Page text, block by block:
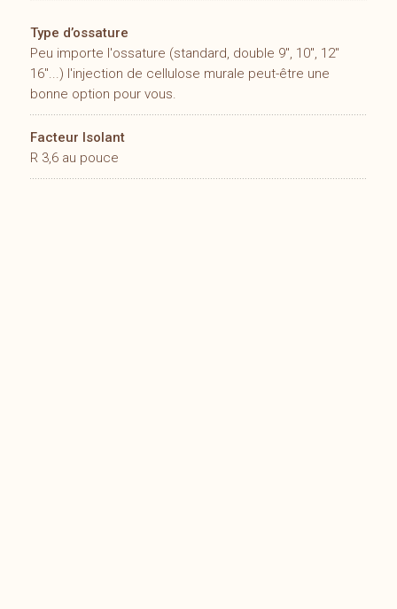
Type d’ossature
Peu importe l'ossature (standard, double 9'', 10'', 12''
16''...) l'injection de cellulose murale peut-être une
bonne option pour vous.
Facteur Isolant
R 3,6 au pouce